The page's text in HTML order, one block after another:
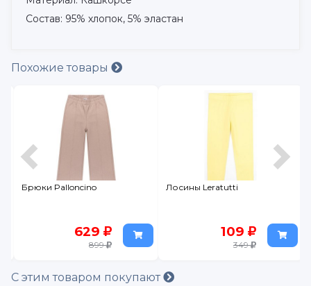
Состав: 95% хлопок, 5% эластан
Похожие товары
Брюки Palloncino
629
899
Лосины Leratutti
109
349
С этим товаром покупают